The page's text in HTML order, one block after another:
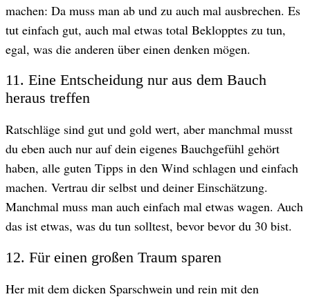
machen: Da muss man ab und zu auch mal ausbrechen. Es
tut einfach gut, auch mal etwas total Beklopptes zu tun,
egal, was die anderen über einen denken mögen.
11. Eine Entscheidung nur aus dem Bauch
heraus treffen
Ratschläge sind gut und gold wert, aber manchmal musst
du eben auch nur auf dein eigenes Bauchgefühl gehört
haben, alle guten Tipps in den Wind schlagen und einfach
machen. Vertrau dir selbst und deiner Einschätzung.
Manchmal muss man auch einfach mal etwas wagen. Auch
das ist etwas, was du tun solltest, bevor bevor du 30 bist.
12. Für einen großen Traum sparen
Her mit dem dicken Sparschwein und rein mit den